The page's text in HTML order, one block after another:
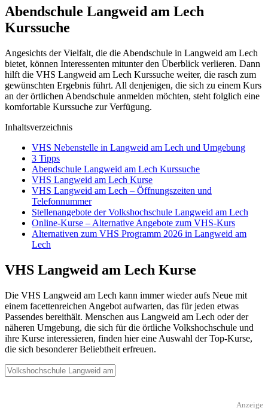
Abendschule Langweid am Lech
Kurssuche
Angesichts der Vielfalt, die die Abendschule in Langweid am Lech
bietet, können Interessenten mitunter den Überblick verlieren. Dann
hilft die VHS Langweid am Lech Kurssuche weiter, die rasch zum
gewünschten Ergebnis führt. All denjenigen, die sich zu einem Kurs
an der örtlichen Abendschule anmelden möchten, steht folglich eine
komfortable Kurssuche zur Verfügung.
Inhaltsverzeichnis
VHS Nebenstelle in Langweid am Lech und Umgebung
3 Tipps
Abendschule Langweid am Lech Kurssuche
VHS Langweid am Lech Kurse
VHS Langweid am Lech – Öffnungszeiten und
Telefonnummer
Stellenangebote der Volkshochschule Langweid am Lech
Online-Kurse – Alternative Angebote zum VHS-Kurs
Alternativen zum VHS Programm 2026 in Langweid am
Lech
VHS Langweid am Lech Kurse
Die VHS Langweid am Lech kann immer wieder aufs Neue mit
einem facettenreichen Angebot aufwarten, das für jeden etwas
Passendes bereithält. Menschen aus Langweid am Lech oder der
näheren Umgebung, die sich für die örtliche Volkshochschule und
ihre Kurse interessieren, finden hier eine Auswahl der Top-Kurse,
die sich besonderer Beliebtheit erfreuen.
Anzeige